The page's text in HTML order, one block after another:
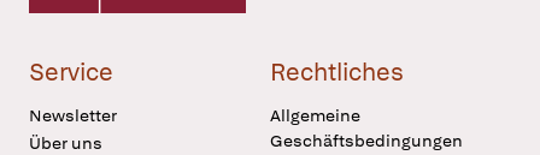
Service
Newsletter
Über uns
Rechtliches
Allgemeine
Geschäftsbedingungen